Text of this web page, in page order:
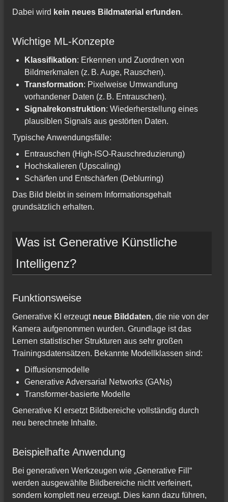
Dabei wird kein neues Bildmaterial erfunden.
Wichtige ML-Konzepte
Klassifikation: Erkennen und Zuordnen von
Bildmerkmalen (z. B. Auge, Rauschen).
Transformation: Pixelweise Umwandlung
vorhandener Daten (z. B. Entrauschen).
Signalrekonstruktion: Wiederherstellung eines
plausiblen Signals aus gestörten Daten.
Typische Anwendungsfälle:
Entrauschen (High-ISO-Rauschreduzierung)
Hochskalieren (Upscaling)
Schärfen und Entschärfen (Deblurring)
Das Bild bleibt in seinem Informationsgehalt
grundsätzlich erhalten.
Was ist Generative Künstliche
Intelligenz?
Funktionsweise
Generative KI erzeugt neue Bilddaten, die nie von der
Kamera aufgenommen wurden. Grundlage ist das
Lernen statistischer Strukturen aus sehr großen
Trainingsdatensätzen. Bekannte Modellklassen sind:
Diffusionsmodelle
Generative Adversarial Networks (GANs)
Transformer-basierte Modelle
Generative KI ersetzt Bildbereiche vollständig durch
neu berechnete Inhalte.
Beispielhafte Anwendung
Bei generativen Werkzeugen wie „Generative Fill“
werden ausgewählte Bildbereiche nicht verfeinert,
sondern komplett neu erzeugt. Dies kann dazu führen,